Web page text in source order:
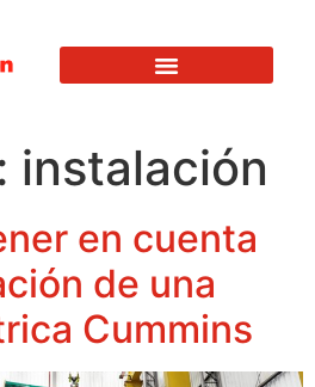
instalación
en cuenta
de una
Cummins